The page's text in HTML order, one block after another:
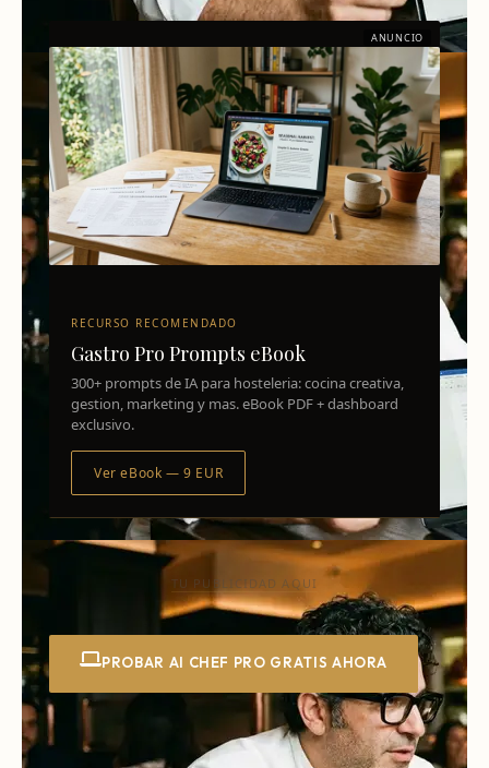
ANUNCIO
RECURSO RECOMENDADO
Gastro Pro Prompts eBook
300+ prompts de IA para hosteleria: cocina creativa,
gestion, marketing y mas. eBook PDF + dashboard
exclusivo.
Ver eBook — 9 EUR
TU PUBLICIDAD AQUI
PROBAR AI CHEF PRO GRATIS AHORA